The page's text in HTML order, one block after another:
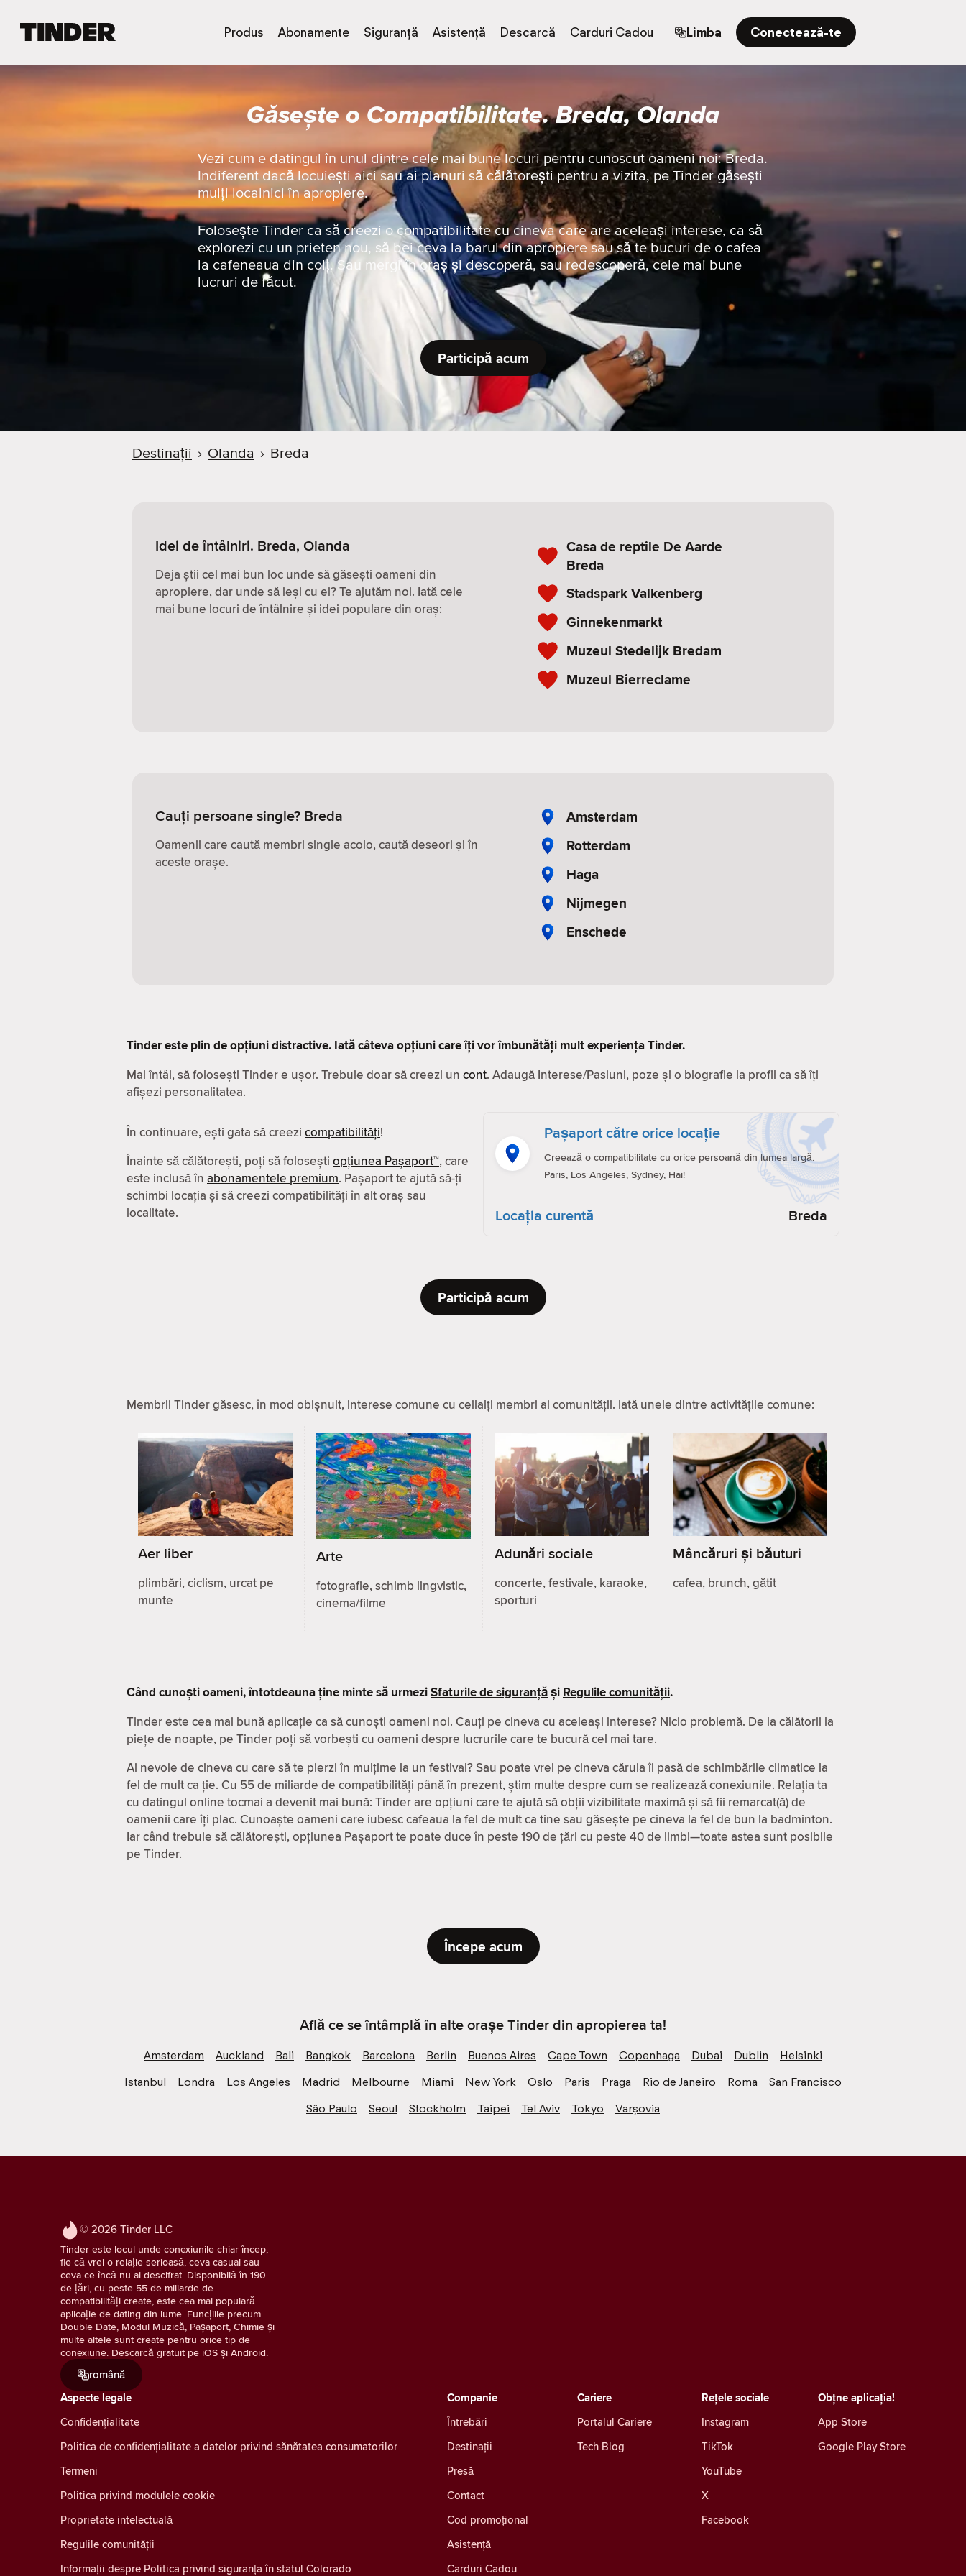
ă
r
Produs Abonamente Siguranță Asistență Descarcă Carduri Cadou Limba Conectează-te
Găsește o Compatibilitate. Breda, Olanda
Vezi cum e datingul în unul dintre cele mai bune locuri pentru cunoscut oameni noi: Breda.
Indiferent dacă locuiești aici sau ai planuri să călătorești pentru a vizita, pe Tinder găsești
mulți localnici în apropiere.
Folosește Tinder ca să creezi o compatibilitate cu cineva care are aceleași interese, ca să
explorezi cu un prieten nou, să bei ceva la barul din apropiere sau să te bucuri de o cafea
la cafeneaua din colț. Sau mergi în oraș și descoperă, sau redescoperă, cele mai bune
lucruri de făcut.
Participă acum
Destinații › Olanda › Breda
Idei de întâlniri. Breda, Olanda
Deja știi cel mai bun loc unde să găsești oameni din
apropiere, dar unde să ieși cu ei? Te ajutăm noi. Iată cele
mai bune locuri de întâlnire și idei populare din oraș:
Casa de reptile De Aarde
Breda
Stadspark Valkenberg
Ginnekenmarkt
Muzeul Stedelijk Bredam
Muzeul Bierreclame
Cauți persoane single? Breda
Oamenii care caută membri single acolo, caută deseori și în
aceste orașe.
Amsterdam
Rotterdam
Haga
Nijmegen
Enschede
Tinder este plin de opțiuni distractive. Iată câteva opțiuni care îți vor îmbunătăți mult experiența Tinder.
Mai întâi, să folosești Tinder e ușor. Trebuie doar să creezi un cont. Adaugă Interese/Pasiuni, poze și o biografie la profil ca să îți
afișezi personalitatea.
În continuare, ești gata să creezi compatibilităţi!
Înainte să călătorești, poți să folosești opțiunea Pașaport™, care
este inclusă în abonamentele premium. Pașaport te ajută să-ți
schimbi locația și să creezi compatibilităţi în alt oraș sau
localitate.
Pașaport către orice locație
Creează o compatibilitate cu orice persoană din lumea largă.
Paris, Los Angeles, Sydney, Hai!
Locaţia curentă Breda
Participă acum
Membrii Tinder găsesc, în mod obișnuit, interese comune cu ceilalți membri ai comunității. Iată unele dintre activitățile comune:
Aer liber
plimbări, ciclism, urcat pe
munte
Arte
fotografie, schimb lingvistic,
cinema/filme
Adunări sociale
concerte, festivale, karaoke,
sporturi
Mâncăruri și băuturi
cafea, brunch, gătit
Când cunoști oameni, întotdeauna ține minte să urmeziSfaturile de siguranțăși Regulile comunității.
Tinder este cea mai bună aplicație ca să cunoști oameni noi. Cauți pe cineva cu aceleași interese? Nicio problemă. De la călătorii la
piețe de noapte, pe Tinder poți să vorbești cu oameni despre lucrurile care te bucură cel mai tare.
Ai nevoie de cineva cu care să te pierzi în mulțime la un festival? Sau poate vrei pe cineva căruia îi pasă de schimbările climatice la
fel de mult ca ție. Cu 55 de miliarde de compatibilităţi până în prezent, știm multe despre cum se realizează conexiunile. Relația ta
cu datingul online tocmai a devenit mai bună: Tinder are opțiuni care te ajută să obții vizibilitate maximă și să fii remarcat(ă) de
oamenii care îți plac. Cunoaște oameni care iubesc cafeaua la fel de mult ca tine sau găsește pe cineva la fel de bun la badminton.
Iar când trebuie să călătorești, opțiunea Pașaport te poate duce în peste 190 de țări cu peste 40 de limbi—toate astea sunt posibile
pe Tinder.
Începe acum
Află ce se întâmplă în alte orașe Tinder din apropierea ta!
Amsterdam Auckland Bali Bangkok Barcelona Berlin Buenos Aires Cape Town Copenhaga Dubai Dublin
Helsinki
Istanbul
Londra Los Angeles Madrid Melbourne Miami New York Oslo Paris Praga Rio de Janeiro Roma
San Francisco
São Paulo
Seoul Stockholm Taipei Tel Aviv Tokyo Varșovia
© 2026 Tinder LLC
Tinder este locul unde conexiunile chiar încep,
fie că vrei o relație serioasă, ceva casual sau
ceva ce încă nu ai descifrat. Disponibilă în 190
de țări, cu peste 55 de miliarde de
compatibilități create, este cea mai populară
aplicație de dating din lume. Funcțiile precum
Double Date, Modul Muzică, Pașaport, Chimie și
multe altele sunt create pentru orice tip de
conexiune. Descarcă gratuit pe iOS și Android.
română
Rețele sociale
Instagram
TikTok
YouTube
X
Facebook
Aspecte legale
Confidenţialitate
Politica de confidențialitate a datelor privind sănătatea consumatorilor
Termeni
Politica privind modulele cookie
Proprietate intelectuală
Regulile comunității
Informații despre Politica privind siguranța în statul Colorado
Cariere
Portalul Cariere
Tech Blog
Companie
Întrebări
Destinații
Presă
Contact
Cod promoțional
Asistență
Carduri Cadou
Obțne aplicația!
App Store
Google Play Store